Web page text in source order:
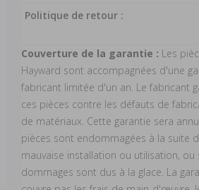
Politique de retour :
Couverture de la garantie : Les
Hayward sont accompagnées d'une
fabricant limitée d'un an. Le fabricant
ces pièces contre les défauts de
de matériaux. Cette garantie sera
pièces sont endommagées à la suite
mauvaise installation ou utilisation, ou
dommages sont dus à la glace. La